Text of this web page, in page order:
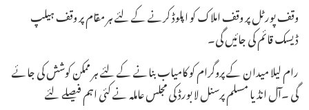
وقف پورٹل پر وقف املاک کو اپلوڈ کرنے کے لئے ہر مقام پر وقف ہیلپ
ڈیسک قائم کی جائیں گی۔
رام لیلا میدان کے پروگرام کو کامیاب بنانے کے لئے ہر ممکن کوشش کی جائے
گی ۔آل انڈیا مسلم پرسنل لا بورڈ کی مجلس عاملہ نے کئی اہم فیصلے لئے